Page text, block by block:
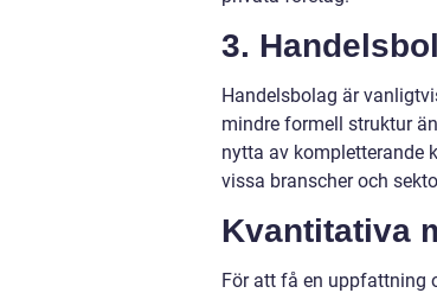
3.
Handelsbolag är
mindre formell struktur
nytta av kompletterande
vissa branscher och
Kvantitativa
För att få en uppfattning